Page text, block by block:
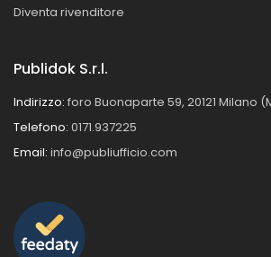
Diventa rivenditore
Publidok S.r.l.
Indirizzo: foro Buonaparte 59, 20121 Milano
Telefono: 0171.937225
Email: info@publiufficio.com